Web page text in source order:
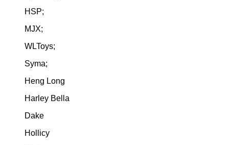
HSP;
MJX;
WLToys;
Syma;
Heng Long
Harley Bella
Dake
Hollicy